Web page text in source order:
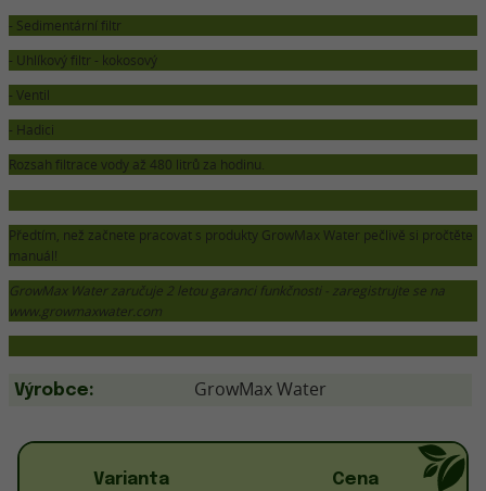
- Sedimentární filtr
- Uhlíkový filtr - kokosový
- Ventil
- Hadici
Rozsah filtrace vody až 480 litrů za hodinu.
Předtím, než začnete pracovat s produkty GrowMax Water pečlivě si pročtěte
manuál!
GrowMax Water zaručuje 2 letou garanci funkčnosti - zaregistrujte se na
www.growmaxwater.com
Výrobce: GrowMax Water
Varianta Cena